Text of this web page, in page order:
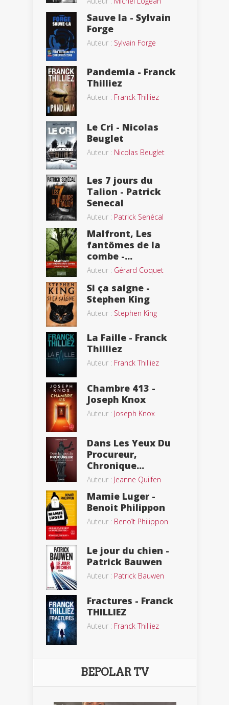
Sauve la - Sylvain
Forge
Auteur : Sylvain Forge
Pandemia - Franck
Thilliez
Auteur : Franck Thilliez
Le Cri - Nicolas
Beuglet
Auteur : Nicolas Beuglet
Les 7 jours du
Talion - Patrick
Senecal
Auteur : Patrick Senécal
Malfront, Les
fantômes de la
combe -...
Auteur : Gérard Coquet
Si ça saigne -
Stephen King
Auteur : Stephen King
La Faille - Franck
Thilliez
Auteur : Franck Thilliez
Chambre 413 -
Joseph Knox
Auteur : Joseph Knox
Dans Les Yeux Du
Procureur,
Chronique...
Auteur : Jeanne Quilfen
Mamie Luger -
Benoit Philippon
Auteur : Benoît Philippon
Le jour du chien -
Patrick Bauwen
Auteur : Patrick Bauwen
Fractures - Franck
THILLIEZ
Auteur : Franck Thilliez
BEPOLAR TV